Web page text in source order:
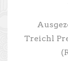
Treichl